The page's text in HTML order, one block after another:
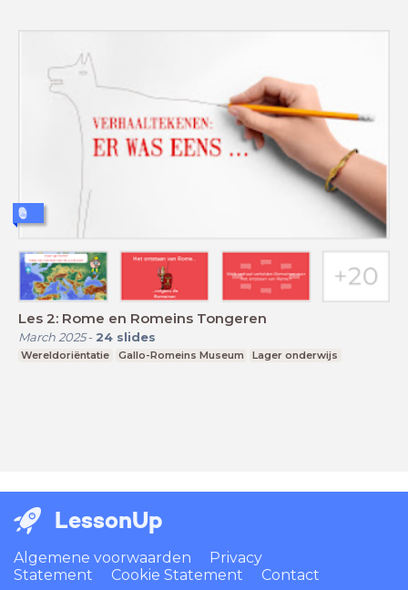
Les 2: Rome en Romeins Tongeren
March 2025- 24 slides
Wereldoriëntatie Gallo-Romeins Museum Lager onderwijs
LessonUp
Algemene voorwaarden
Privacy
Statement
Cookie Statement Contact